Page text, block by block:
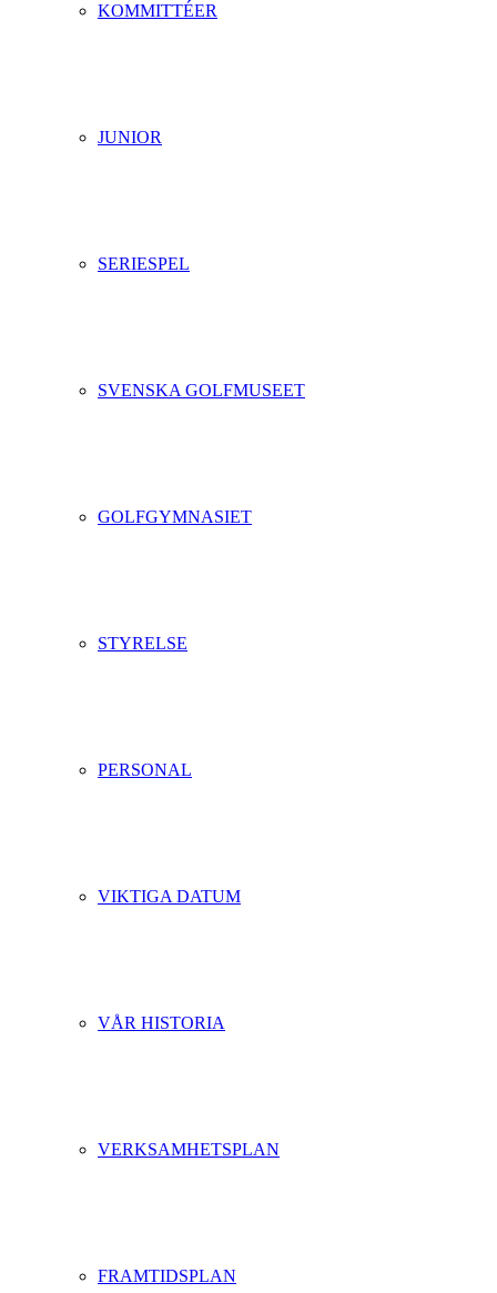
KOMMITTÉER
JUNIOR
SERIESPEL
SVENSKA GOLFMUSEET
GOLFGYMNASIET
STYRELSE
PERSONAL
VIKTIGA DATUM
VÅR HISTORIA
VERKSAMHETSPLAN
FRAMTIDSPLAN